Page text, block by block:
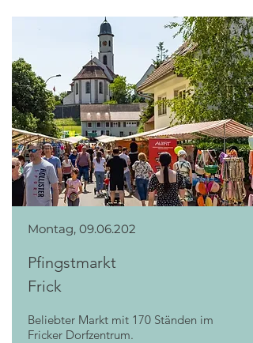
Montag, 09.06.202
Pfingstmarkt
Frick
Beliebter Markt mit 170 Ständen im
Fricker Dorfzentrum.